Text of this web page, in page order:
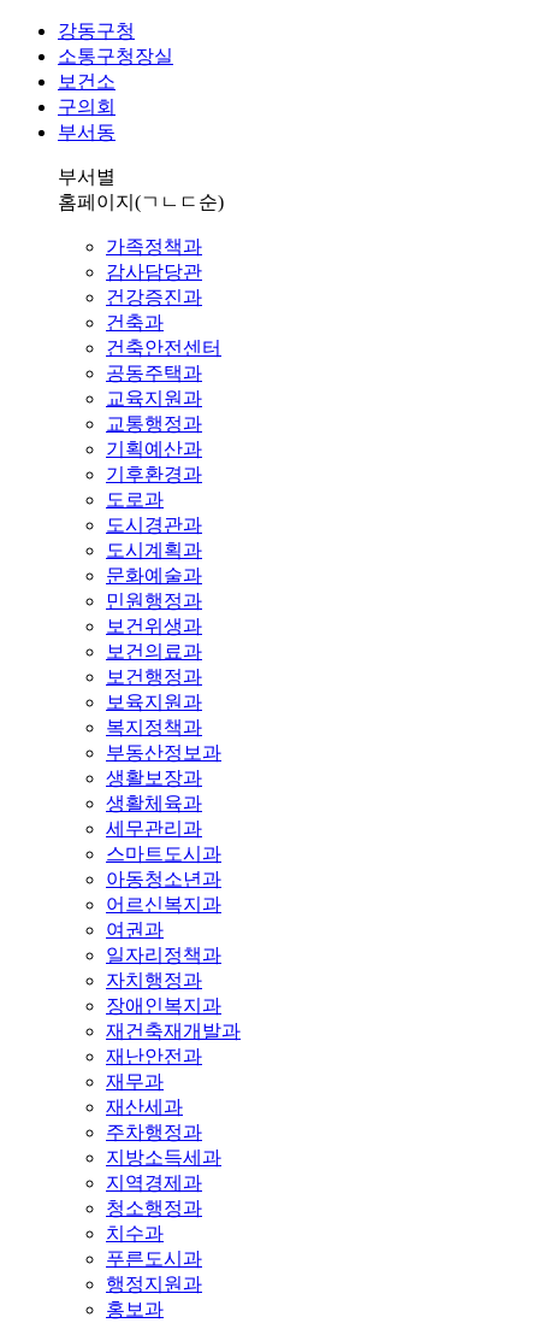
강동구청
소통구청장실
보건소
구의회
부서동
부서별
홈페이지 (ㄱㄴㄷ순)
가족정책과
감사담당관
건강증진과
건축과
건축안전센터
공동주택과
교육지원과
교통행정과
기획예산과
기후환경과
도로과
도시경관과
도시계획과
문화예술과
민원행정과
보건위생과
보건의료과
보건행정과
보육지원과
복지정책과
부동산정보과
생활보장과
생활체육과
세무관리과
스마트도시과
아동청소년과
어르신복지과
여권과
일자리정책과
자치행정과
장애인복지과
재건축재개발과
재난안전과
재무과
재산세과
주차행정과
지방소득세과
지역경제과
청소행정과
치수과
푸른도시과
행정지원과
홍보과